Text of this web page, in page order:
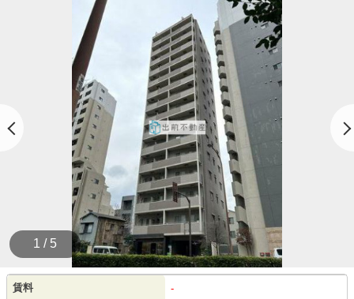
1 / 5
賃料 -